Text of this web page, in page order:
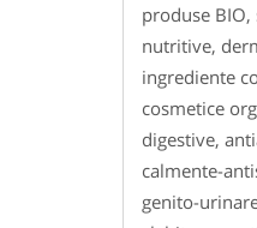
produse
nutritive,
ingrediente
cosmetice
digestive,
calmente-
genito-